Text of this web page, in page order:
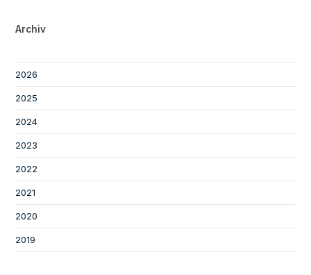
Archiv
2026
2025
2024
2023
2022
2021
2020
2019